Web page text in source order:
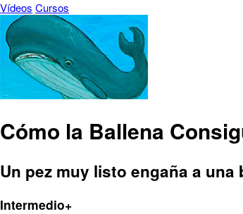
Vídeos Cursos
Cómo la Ballena
Un pez muy listo engaña a
Intermedio+